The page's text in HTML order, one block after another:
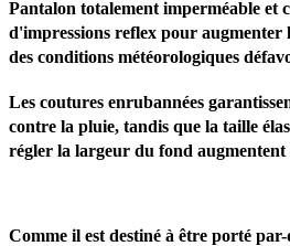
Pantalon totalement imperméable et
d'impressions reflex pour
des conditions météorologiques
Les coutures enrubannées
contre la pluie, tandis que la taille
régler la largeur du fond
Comme il est destiné à être porté par-